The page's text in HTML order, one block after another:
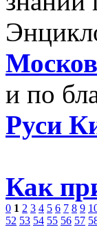
и по
Руси
Как
0 1 2 3 4 5 6 7 8 9
52 53 54 55 56 57